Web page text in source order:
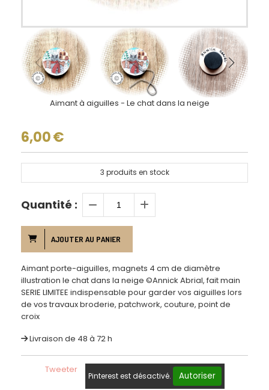
Aimant à aiguilles - Le chat dans la neige
6,00€
3 produits en stock
Quantité :
AJOUTER AU PANIER
Aimant porte-aiguilles, magnets 4 cm de diamètre
illustration le chat dans la neige ©Annick Abrial, fait main
SERIE LIMITEE indispensable pour garder vos aiguilles lors
de vos travaux broderie, patchwork, couture, point de
croix
Livraison de 48 à 72 h
Tweeter
Pinterest est désactivé. Autoriser